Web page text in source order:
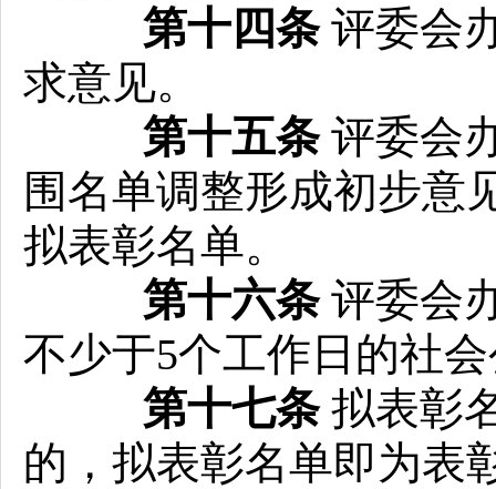
第十四条评委会
求意见。
第十五条评委会
围名单调整形成初步意
拟表彰名单。
第十六条评委会
不少于5个工作日的社
第十七条拟表彰
的，拟表彰名单即为表